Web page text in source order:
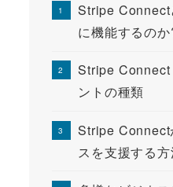
Stripe Connect
に機能するのか
Stripe Connect
ントの種類
Stripe Connect
スを支援する